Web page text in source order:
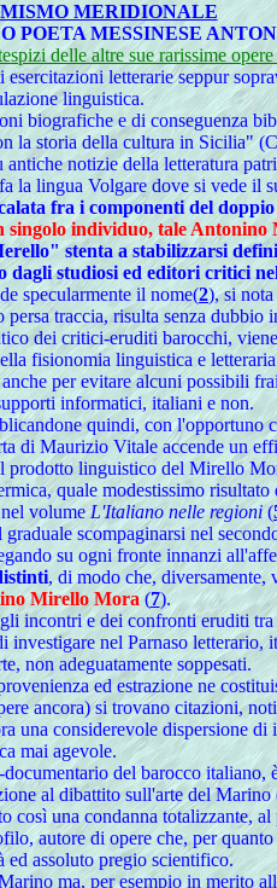
MERIDIONALE
MESSINESE
delle altre sue rarissime opere
letterarie seppur
linguistica.
biografiche e di conseguenza
la storia della cultura in Sicilia"
notizie della letteratura
lingua Volgare dove si vede il
fra i componenti del doppio
singolo individuo, tale
stenta a stabilizzarsi
studiosi ed editori critici
specularmente il nome(2), si
traccia, risulta senza dubbio
dei critici-eruditi barocchi,
fisionomia linguistica e
per evitare alcuni possibili
informatici, italiani e non.
quindi, con l'opportuno
di Maurizio Vitale accende un
linguistico del Mirello
quale modestissimo
nel volumeL'Italiano nelle regioni(
scompaginarsi nel
su ogni fronte innanzi
, di modo che,
Mirello Mora(7).
e dei confronti eruditi
nel Parnaso
non adeguatamente soppesati.
ed estrazione ne
ancora) si trovano citazioni,
una considerevole dispersione
mai agevole.
del barocco italiano,
al dibattito sull'arte del Marino
così una condanna totalizzante,
autore di opere che, per
ed assoluto pregio scientifico.
ma, per esempio in merito